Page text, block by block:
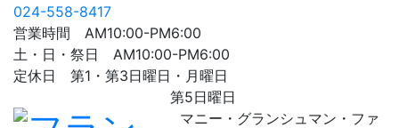
024-558-8417
営業時間 AM10:00-PM6:00
土・日・祭日 AM10:00-PM6:00
定休日 第1・第3日曜日・月曜日
第5日曜日
マニー・グランシュマン・ファ